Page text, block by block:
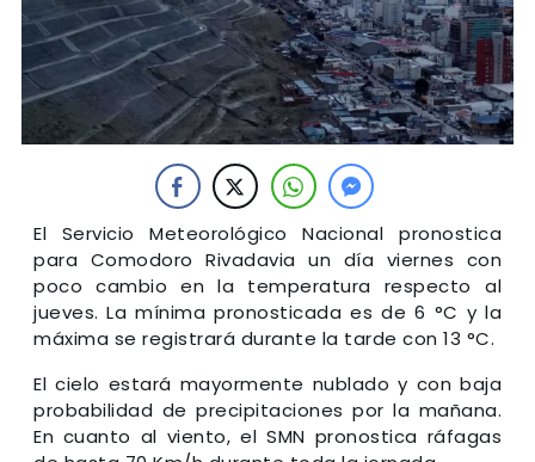
El Servicio Meteorológico Nacional pronostica
para Comodoro Rivadavia un día viernes con
poco cambio en la temperatura respecto al
jueves. La mínima pronosticada es de 6 °C y la
máxima se registrará durante la tarde con 13 °C.
El cielo estará mayormente nublado y con baja
probabilidad de precipitaciones por la mañana.
En cuanto al viento, el SMN pronostica ráfagas